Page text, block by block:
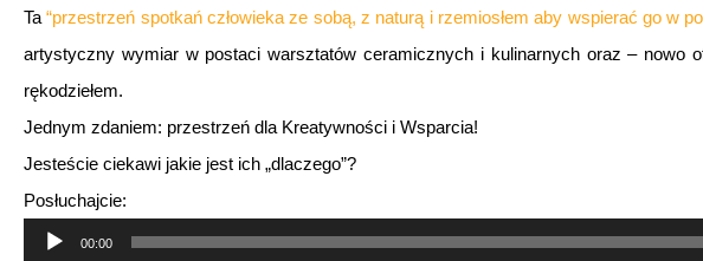
Ta“przestrzeń spotkań człowieka ze sobą, z naturą i rzemiosłem aby wspierać go w
artystyczny wymiar w postaci warsztatów ceramicznych i kulinarnych oraz – nowo
rękodziełem.
Jednym zdaniem: przestrzeń dla Kreatywności i Wsparcia!
Jesteście ciekawi jakie jest ich „dlaczego”?
Posłuchajcie:
Odtwarzacz
00:00